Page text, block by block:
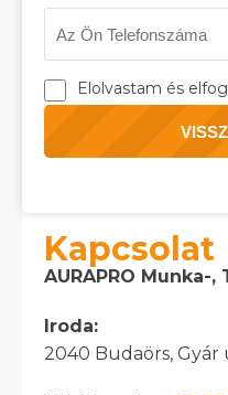
Elolvastam és
Kapcsolat
AURAPRO
Iroda:
2040 Budaörs, Gyár